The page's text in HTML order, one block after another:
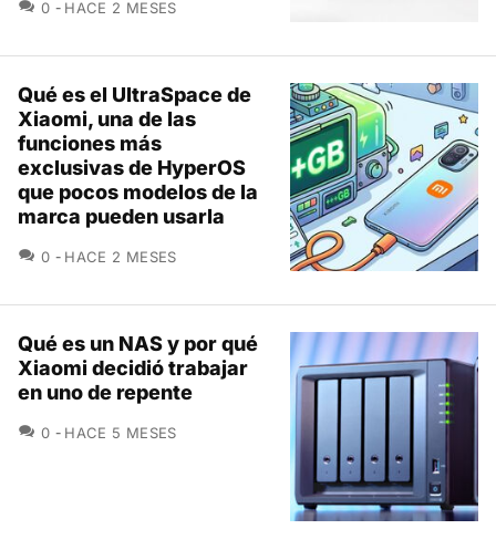
0 COMENTARIOS
HACE 2 MESES
Qué es el UltraSpace de
Xiaomi, una de las
funciones más
exclusivas de HyperOS
que pocos modelos de la
marca pueden usarla
0 COMENTARIOS
HACE 2 MESES
Qué es un NAS y por qué
Xiaomi decidió trabajar
en uno de repente
0 COMENTARIOS
HACE 5 MESES